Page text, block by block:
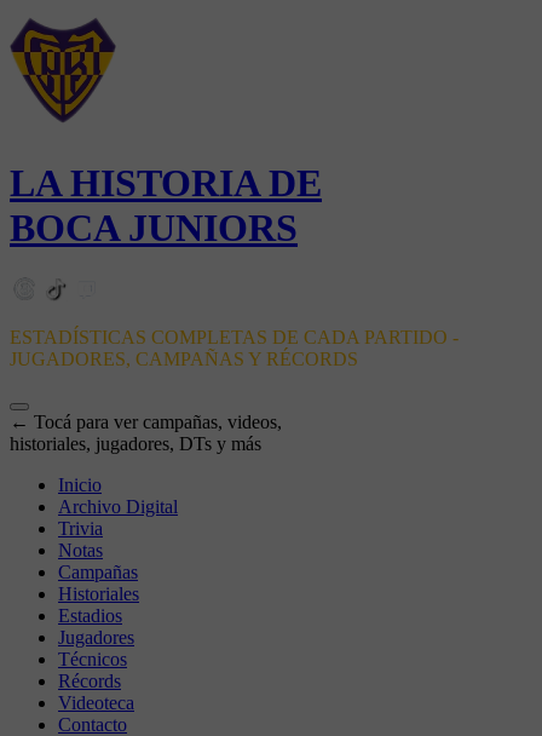
LA HISTORIA DE
BOCA JUNIORS
ESTADÍSTICAS COMPLETAS DE CADA PARTIDO -
JUGADORES, CAMPAÑAS Y RÉCORDS
← Tocá para ver campañas, videos,
historiales, jugadores, DTs y más
Inicio
Archivo Digital
Trivia
Notas
Campañas
Historiales
Estadios
Jugadores
Técnicos
Récords
Videoteca
Contacto